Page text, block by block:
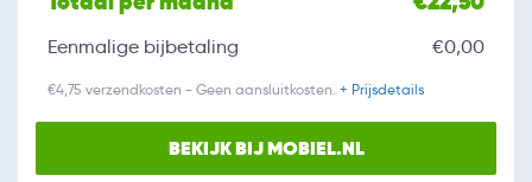
Eenmalige bijbetaling €0,00
€4,75 verzendkosten - Geen aansluitkosten. + Prijsdetails
BEKIJK BIJ MOBIEL.NL